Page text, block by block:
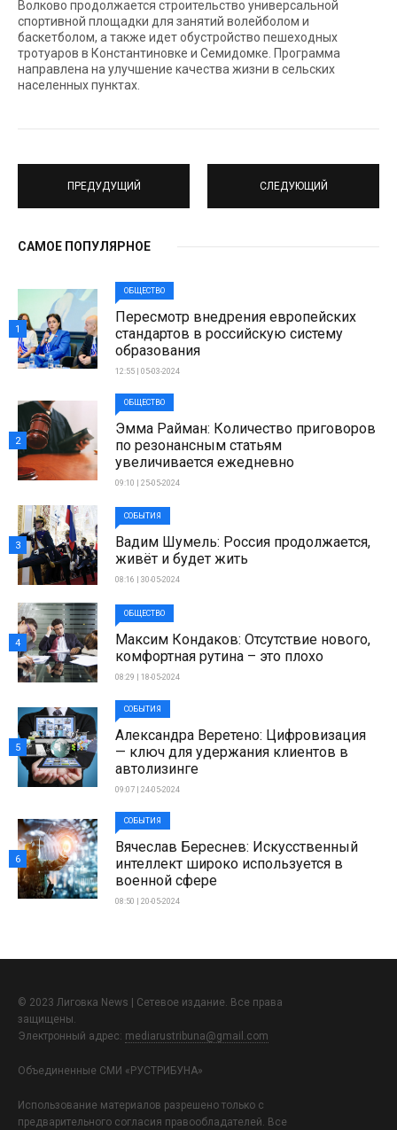
Волково продолжается строительство универсальной
спортивной площадки для занятий волейболом и
баскетболом, а также идет обустройство пешеходных
тротуаров в Константиновке и Семидомке. Программа
направлена на улучшение качества жизни в сельских
населенных пунктах.
ПРЕДУДУЩИЙ СЛЕДУЮЩИЙ
САМОЕ ПОПУЛЯРНОЕ
ОБЩЕСТВО
Пересмотр внедрения европейских
стандартов в российскую систему
образования
12:55 | 05-03-2024
1
ОБЩЕСТВО
Эмма Райман: Количество приговоров
по резонансным статьям
увеличивается ежедневно
09:10 | 25-05-2024
2
СОБЫТИЯ
Вадим Шумель: Россия продолжается,
живёт и будет жить
08:16 | 30-05-2024
3
ОБЩЕСТВО
Максим Кондаков: Отсутствие нового,
комфортная рутина – это плохо
08:29 | 18-05-2024
4
СОБЫТИЯ
Александра Веретено: Цифровизация
— ключ для удержания клиентов в
автолизинге
09:07 | 24-05-2024
5
СОБЫТИЯ
Вячеслав Береснев: Искусственный
интеллект широко используется в
военной сфере
08:50 | 20-05-2024
6
© 2023 Лиговка News | Сетевое издание. Все права
защищены.
Электронный адрес: mediarustribuna@gmail.com
Объединенные СМИ «РУСТРИБУНА»
Использование материалов разрешено только с
предварительного согласия правообладателей. Все